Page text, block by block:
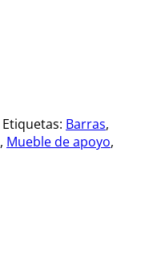
Etiquetas: Barras,
, Mueble de apoyo,